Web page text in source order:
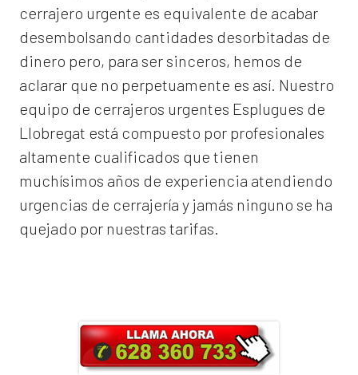
cerrajero urgente es equivalente de acabar
desembolsando cantidades desorbitadas de
dinero pero, para ser sinceros, hemos de
aclarar que no perpetuamente es así. Nuestro
equipo de cerrajeros urgentes Esplugues de
Llobregat está compuesto por profesionales
altamente cualificados que tienen
muchísimos años de experiencia atendiendo
urgencias de cerrajería y jamás ninguno se ha
quejado por nuestras tarifas.